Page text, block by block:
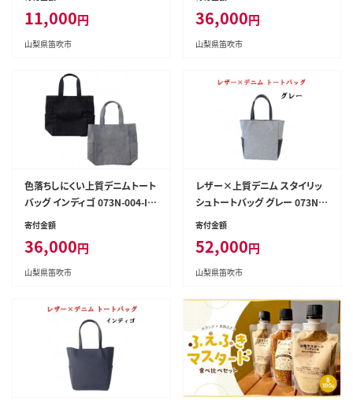
11,000円
山梨県笛吹市
36,000円
山梨県笛吹市
色落ちしにくい上質デニムトート
バッグ インディゴ 073N-004-IN
DIGO
寄付金額
36,000円
山梨県笛吹市
レザー×上質デニム スタイリッ
シュトートバッグ グレー 073N-0
07-GRAY
寄付金額
52,000円
山梨県笛吹市